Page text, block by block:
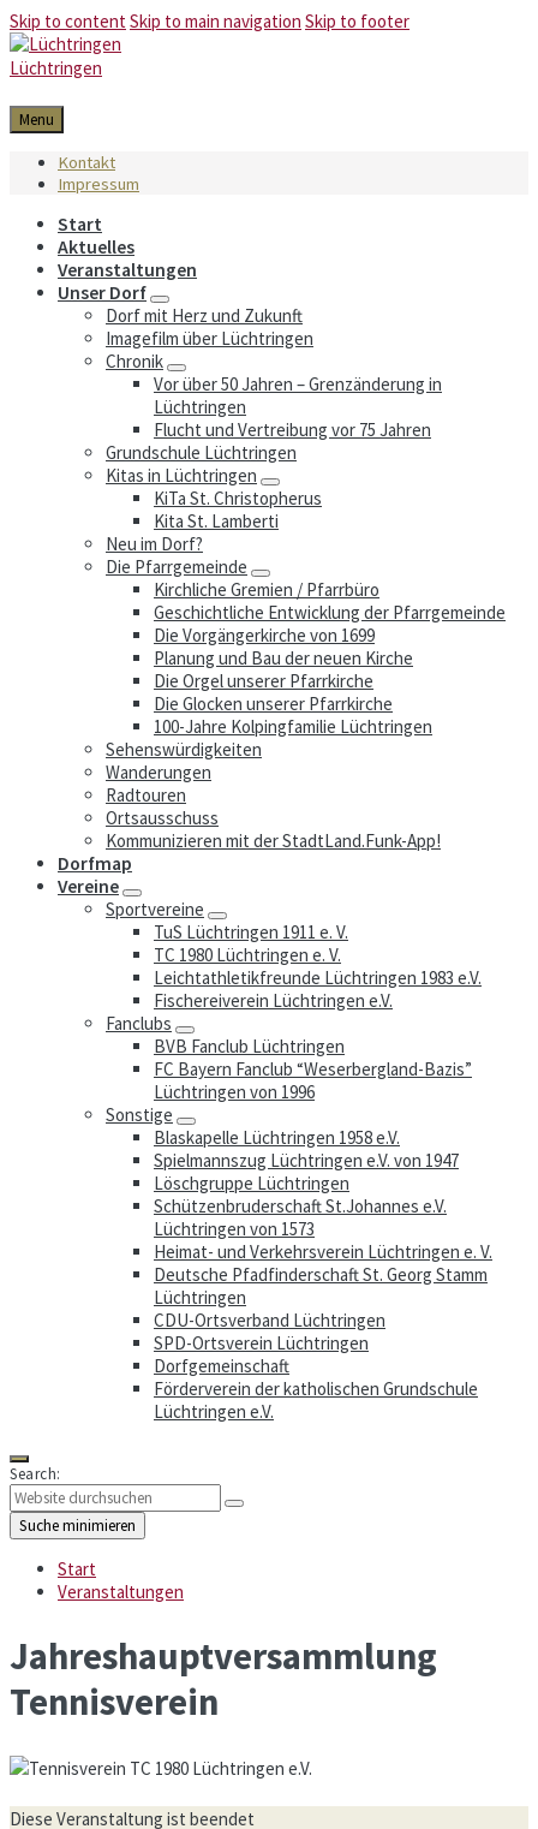
Skip to contentSkip to main navigation Skip to footer
Lüchtringen
Menu
Kontakt
Impressum
Start
Aktuelles
Veranstaltungen
Unser Dorf
Dorf mit Herz und Zukunft
Imagefilm über Lüchtringen
Chronik
Vor über 50 Jahren – Grenzänderung in
Lüchtringen
Flucht und Vertreibung vor 75 Jahren
Grundschule Lüchtringen
Kitas in Lüchtringen
KiTa St. Christopherus
Kita St. Lamberti
Neu im Dorf?
Die Pfarrgemeinde
Kirchliche Gremien / Pfarrbüro
Geschichtliche Entwicklung der Pfarrgemeinde
Die Vorgängerkirche von 1699
Planung und Bau der neuen Kirche
Die Orgel unserer Pfarrkirche
Die Glocken unserer Pfarrkirche
100-Jahre Kolpingfamilie Lüchtringen
Sehenswürdigkeiten
Wanderungen
Radtouren
Ortsausschuss
Kommunizieren mit der StadtLand.Funk-App!
Dorfmap
Vereine
Sportvereine
TuS Lüchtringen 1911 e. V.
TC 1980 Lüchtringen e. V.
Leichtathletikfreunde Lüchtringen 1983 e.V.
Fischereiverein Lüchtringen e.V.
Fanclubs
BVB Fanclub Lüchtringen
FC Bayern Fanclub “Weserbergland-Bazis”
Lüchtringen von 1996
Sonstige
Blaskapelle Lüchtringen 1958 e.V.
Spielmannszug Lüchtringen e.V. von 1947
Löschgruppe Lüchtringen
Schützenbruderschaft St.Johannes e.V.
Lüchtringen von 1573
Heimat- und Verkehrsverein Lüchtringen e. V.
Deutsche Pfadfinderschaft St. Georg Stamm
Lüchtringen
CDU-Ortsverband Lüchtringen
SPD-Ortsverein Lüchtringen
Dorfgemeinschaft
Förderverein der katholischen Grundschule
Lüchtringen e.V.
Search:
Suche minimieren
Start
Veranstaltungen
Jahreshauptversammlung
Tennisverein
Diese Veranstaltung ist beendet